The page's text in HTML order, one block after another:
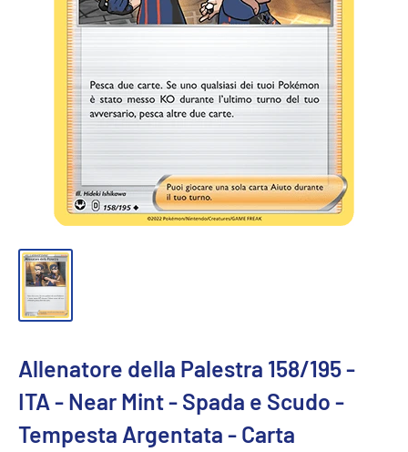
Allenatore della Palestra 158/195 -
ITA - Near Mint - Spada e Scudo -
Tempesta Argentata - Carta